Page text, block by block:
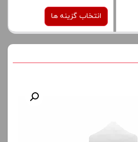
انتخاب گزینه ها